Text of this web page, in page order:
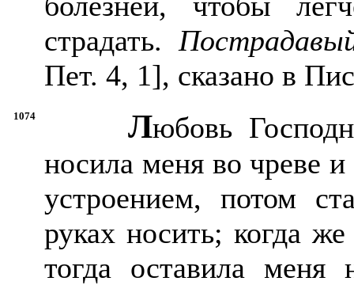
страдать.
Пет. 4, 1], сказано в
1074 Любовь
носила меня во чреве
устроением, потом
руках носить; когда
тогда оставила